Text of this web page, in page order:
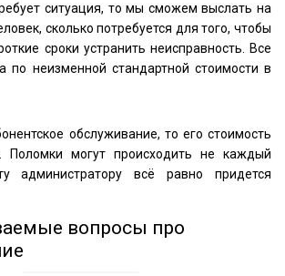
ситуация, то мы сможем выслать на
сколько потребуется для того, чтобы
сроки устранить неисправность. Все
по неизменной стандартной стоимости в
обслуживание, то его стоимость
Поломки могут происходить не каждый
администратору всё равно придется
вопросы про